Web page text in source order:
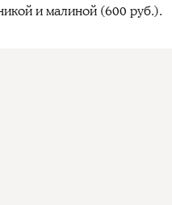
и малиной (600 руб.).